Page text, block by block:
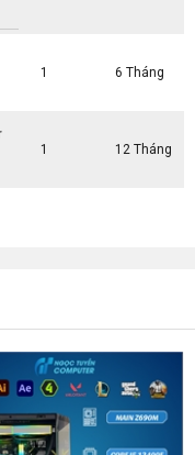
1 6 Tháng
1 12 Tháng